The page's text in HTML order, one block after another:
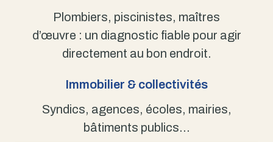
Plombiers, piscinistes, maîtres
d’œuvre : un diagnostic fiable pour agir
directement au bon endroit.
Immobilier & collectivités
Syndics, agences, écoles, mairies,
bâtiments publics…